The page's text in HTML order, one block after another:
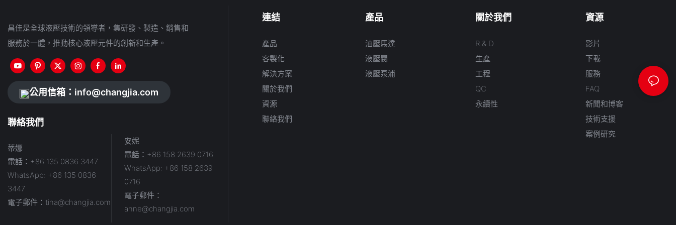
昌佳是全球液壓技術的領導者，集研發、製造、銷售和
服務於一體，推動核心液壓元件的創新和生產。
公用信箱： info@changjia.com
聯絡我們
蒂娜
電話：+86 135 0836 3447
WhatsApp: +86 135 0836
3447
電子郵件： tina@changjia.com
安妮
電話：+86 158 2639 0716
WhatsApp: +86 158 2639
0716
電子郵件：
anne@changjia.com
連結
產品
客製化
解決方案
關於我們
資源
聯絡我們
產品
油壓馬達
液壓閥
液壓泵浦
關於我們
R & D
生產
工程
QC
永續性
資源
影片
下載
服務
FAQ
新聞和博客
技術支援
案例研究